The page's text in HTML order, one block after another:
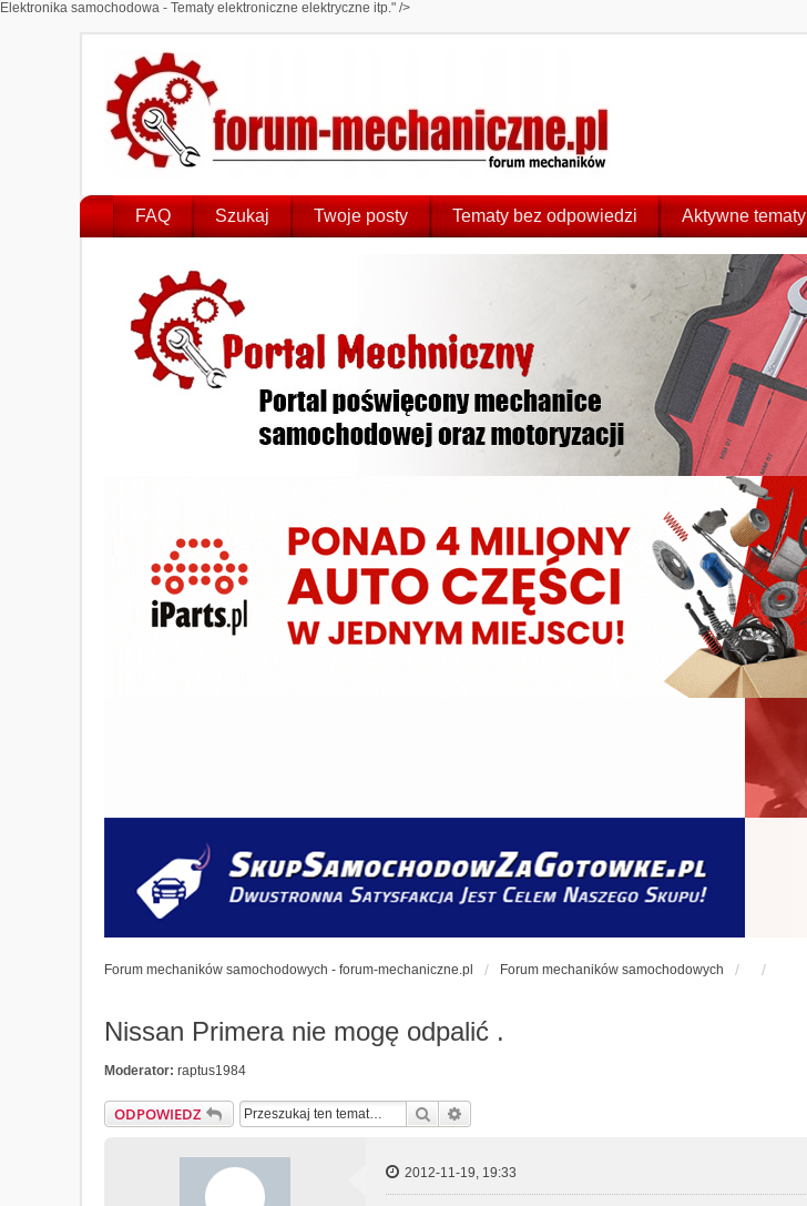
Elektronika samochodowa - Tematy elektroniczne elektryczne itp." />
FAQ Szukaj Twoje posty Tematy bez odpowiedzi Aktywne tematy
Forum mechaników samochodowych - forum-mechaniczne.pl Forum mechaników samochodowych
Nissan Primera nie mogę odpalić .
Moderator: raptus1984
ODPOWIEDZ Szukaj
2012-11-19, 19:33